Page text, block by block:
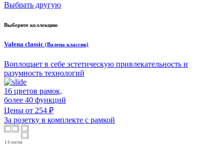
Выбрать другую
Выберите коллекцию
Valena classic (Валена классик)
Воплощает в себе эстетическую привлекательность и
разумность технологий
16 цветов рамок,
более 40 функций
Цены от 254 ₽
За розетку в комплекте с рамкой